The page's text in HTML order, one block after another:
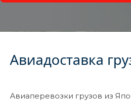
Авиадоставка
Авиаперевозки грузов из